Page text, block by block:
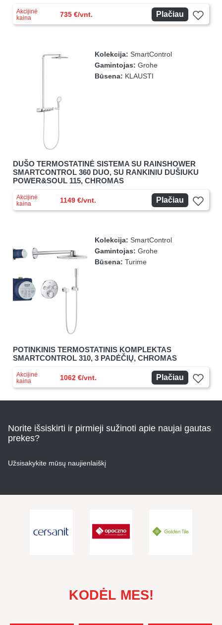
Akcijinė
kaina
735 €/vnt. Plačiau
Kolekcija: SmartControl
Gamintojas: Grohe
Būsena: KLAUSTI
DUŠO TERMOSTATINĖ SISTEMA SU RAINSHOWER
SMARTCONTROL 360 DUO, SU RANKINIU DUŠIUKU
POWER&SOUL 115, CHROMAS
Akcijinė
kaina
1149 €/vnt. Plačiau
Kolekcija: SmartControl
Gamintojas: Grohe
Būsena: Turime
POTINKINIS TERMOSTATINIS KOMPLEKTAS
SMARTCONTROL 310, 3 PADĖČIŲ, CHROMAS
Akcijinė
kaina
1062 €/vnt. Plačiau
Norite išsiskirti ir pirmieji sužinoti apie naujai gautas
prekes?
Užsisakykite mūsų naujienlaiškį
KODĖL MES!